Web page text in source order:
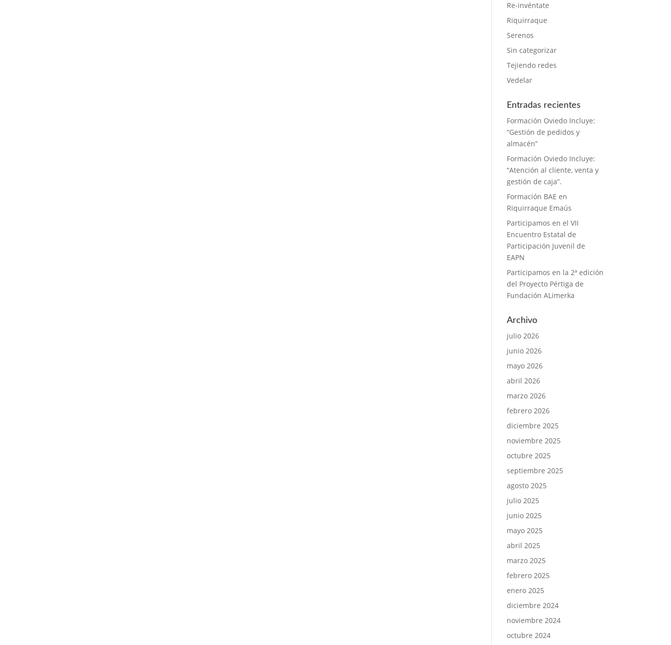
Re-invéntate
Riquirraque
Serenos
Sin categorizar
Tejiendo redes
Vedelar
Entradas recientes
Formación Oviedo Incluye:
“Gestión de pedidos y
almacén”
Formación Oviedo Incluye:
“Atención al cliente, venta y
gestión de caja”.
Formación BAE en
Riquirraque Emaús
Participamos en el VII
Encuentro Estatal de
Participación Juvenil de
EAPN
Participamos en la 2ª edición
del Proyecto Pértiga de
Fundación ALimerka
Archivo
julio 2026
junio 2026
mayo 2026
abril 2026
marzo 2026
febrero 2026
diciembre 2025
noviembre 2025
octubre 2025
septiembre 2025
agosto 2025
julio 2025
junio 2025
mayo 2025
abril 2025
marzo 2025
febrero 2025
enero 2025
diciembre 2024
noviembre 2024
octubre 2024